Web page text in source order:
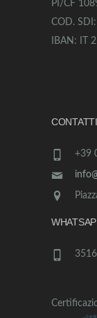
PI/CF
COD.
IBAN: IT
CONTATTI
+39